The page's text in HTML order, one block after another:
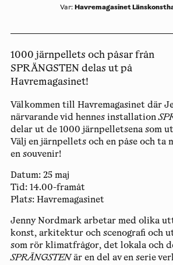
Var: Havremagasinet
1000 järnpellets och påsar från
SPRÄNGSTEN delas ut på
Havremagasinet!
Välkommen till Havremagasinet där
närvarande vid hennes installation
delar ut de 1000 järnpelletsena som
Välj en järnpellets och en påse och ta
en souvenir!
Datum:25 maj
Tid:14.00-framåt
Plats:Havremagasinet
Jenny Nordmarkarbetar med olika
konst, arkitektur och scenografi och
som rör klimatfrågor, det lokala och
SPRÄNGSTENär en del av en serie